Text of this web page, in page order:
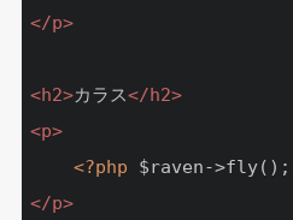
</p>
<h2>カラス</h2>
<p>
<?php $raven->fly();
</p>